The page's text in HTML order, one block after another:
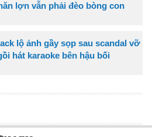
lợn vẫn phải đèo bòng con
lộ ảnh gầy sọp sau scandal vỡ
hát karaoke bên hậu bối